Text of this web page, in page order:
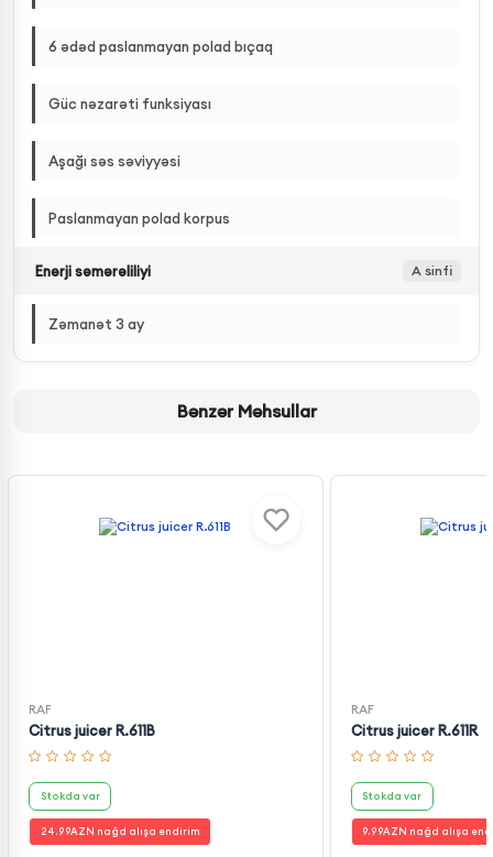
6 ədəd paslanmayan polad bıçaq
Güc nəzarəti funksiyası
Aşağı səs səviyyəsi
Paslanmayan polad korpus
Enerji səmərəliliyi A sinfi
Zəmanət 3 ay
Bənzər Məhsullar
RAF
Citrus juicer R.611B
Stokda var
24.99AZN nağd alışa endirim
RAF
Citrus juicer R.611R
Stokda var
9.99AZN nağd alışa